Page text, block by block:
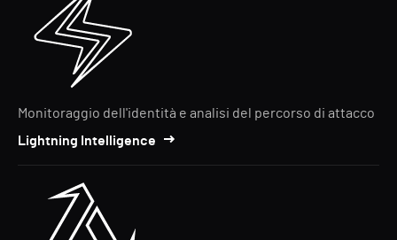
Monitoraggio dell'identità e analisi del percorso di attacco
Lightning Intelligence